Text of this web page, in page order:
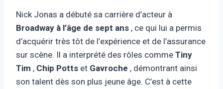
Nick Jonas a débuté sa carrière d’acteur à
Broadway à l’âge de sept ans , ce qui lui a permis
d’acquérir très tôt de l’expérience et de l’assurance
sur scène. Il a interprété des rôles comme Tiny
Tim , Chip Potts et Gavroche , démontrant ainsi
son talent dès son plus jeune âge. C’est à cette